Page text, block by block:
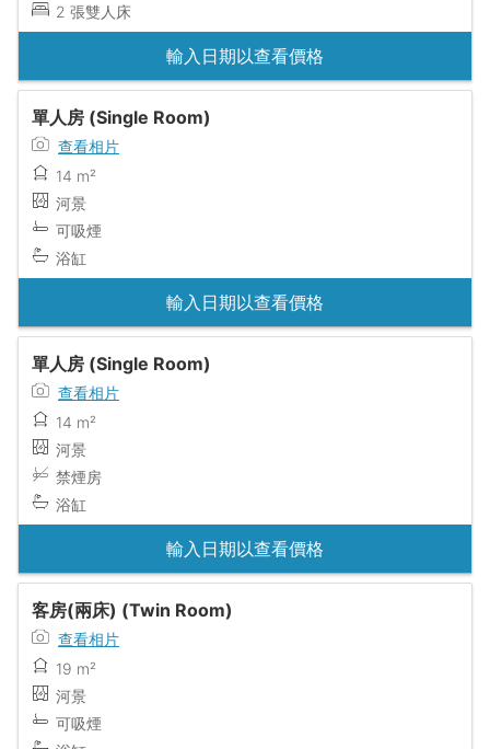
2 張雙人床
輸入日期以查看價格
單人房 (Single Room)
查看相片
14 m²
河景
可吸煙
浴缸
輸入日期以查看價格
單人房 (Single Room)
查看相片
14 m²
河景
禁煙房
浴缸
輸入日期以查看價格
客房(兩床) (Twin Room)
查看相片
19 m²
河景
可吸煙